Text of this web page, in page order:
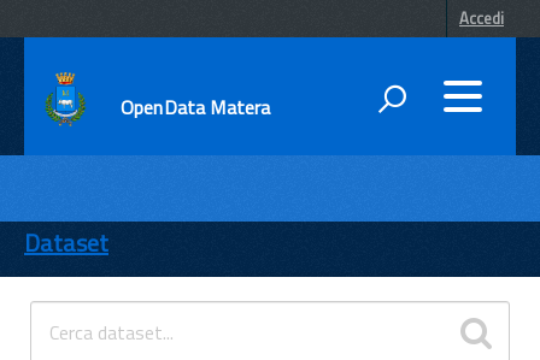
Accedi
OpenData Matera
ENTI
TEMI
INFORMAZIONI
Dataset